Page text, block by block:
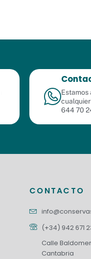
Estamos
644 70
CONTACTO
(+34) 942 671
Calle
Cantabria